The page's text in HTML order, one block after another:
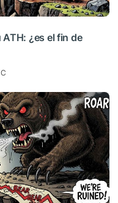
¿es el fin de